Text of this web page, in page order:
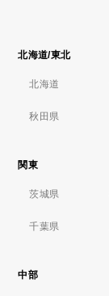
北海道/東北
北海道
秋田県
関東
茨城県
千葉県
中部